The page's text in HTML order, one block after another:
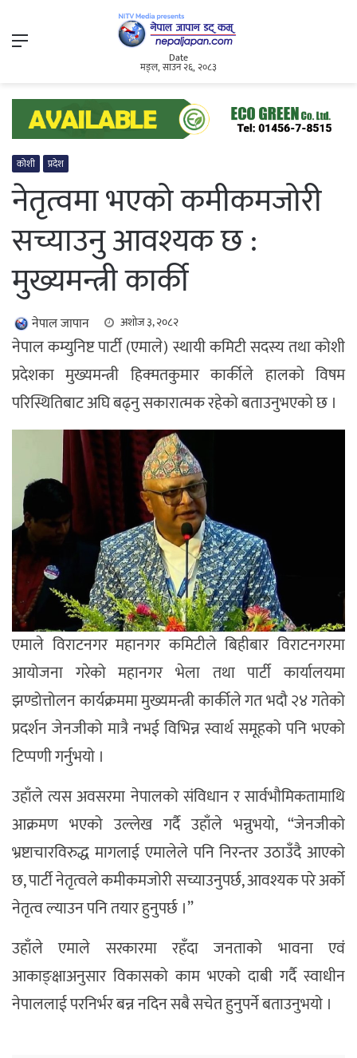
Menu
Date
मङ्ल, साउन २६, २०८३
कोशी प्रदेश
नेतृत्वमा भएको कमीकमजोरी
सच्याउनु आवश्यक छ :
मुख्यमन्त्री कार्की
नेपाल जापान अशोज ३, २०८२
नेपाल कम्युनिष्ट पार्टी (एमाले) स्थायी कमिटी सदस्य तथा कोशी
प्रदेशका मुख्यमन्त्री हिक्मतकुमार कार्कीले हालको विषम
परिस्थितिबाट अघि बढ्नु सकारात्मक रहेको बताउनुभएको छ ।
एमाले विराटनगर महानगर कमिटीले बिहीबार विराटनगरमा
आयोजना गरेको महानगर भेला तथा पार्टी कार्यालयमा
झण्डोत्तोलन कार्यक्रममा मुख्यमन्त्री कार्कीले गत भदौ २४ गतेको
प्रदर्शन जेनजीको मात्रै नभई विभिन्न स्वार्थ समूहको पनि भएको
टिप्पणी गर्नुभयो ।
उहाँले त्यस अवसरमा नेपालको संविधान र सार्वभौमिकतामाथि
आक्रमण भएको उल्लेख गर्दै उहाँले भन्नुभयो, “जेनजीको
भ्रष्टाचारविरुद्ध मागलाई एमालेले पनि निरन्तर उठाउँदै आएको
छ, पार्टी नेतृत्वले कमीकमजोरी सच्याउनुपर्छ, आवश्यक परे अर्को
नेतृत्व ल्याउन पनि तयार हुनुपर्छ ।”
उहाँले एमाले सरकारमा रहँदा जनताको भावना एवं
आकाङ्क्षाअनुसार विकासको काम भएको दाबी गर्दै स्वाधीन
नेपाललाई परनिर्भर बन्न नदिन सबै सचेत हुनुपर्ने बताउनुभयो ।